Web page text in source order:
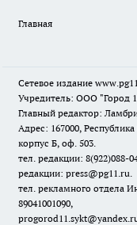
Главная
Сетевое издание
Учредитель: ООО "Город
Главный редактор:
Адрес: 167000,
корпус Б, оф. 503.
тел. редакции: 8(922)088-
редакции: press@pg11.ru.
тел. рекламного отдела
89041001090,